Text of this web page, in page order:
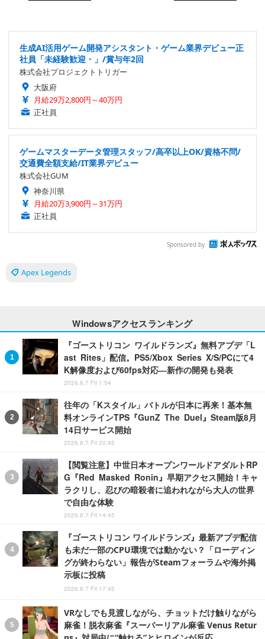
生成AI活用ゲーム開発アシスタント・ゲーム業界デビュー正
社員「未経験歓迎・」/賞与年2回
株式会社プロジェクトトリガー
大阪府
月給29万2,800円～40万円
正社員
ゲームマスターデータ管理スタッフ/高卒以上OK/資格不問/
交通費全額支給/IT業界デビュー
株式会社GUM
神奈川県
月給20万3,900円～31万円
正社員
Sponsored by
Apex Legends
Windowsアクセスランキング
『ゴーストリコン ワイルドランズ』無料アプデ「L
ast Rites」配信。PS5/Xbox Series X/S/PCにて4
K解像度および60fps対応―新作の開発も発表
2026.8.7 Fri 1:54
往年の「Kスタイル」バトルが日本に再来！基本無
料オンラインTPS『GunZ The Duel』Steam版8月
14日サービス開始
2026.8.7 Fri 20:45
【閲覧注意】中世日本オープンワールドアダルトRP
G『Red Masked Ronin』早期アクセス開始！キャ
ラクリし、忍びの暗殺者に追われながら大人の世界
で自由な体験
2026.8.7 Fri 14:45
『ゴーストリコン ワイルドランズ』最新アプデ配信
も未だ一部のCPU環境では動かない？「ローディン
グが終わらない」報告がSteamフォーラムや海外掲
示板に投稿
2026.8.7 Fri 17:45
VRなしでも見渡しながら、チョットだけ触りながら
麻雀！脱衣麻雀『スーパーリアル麻雀 Venus Retur